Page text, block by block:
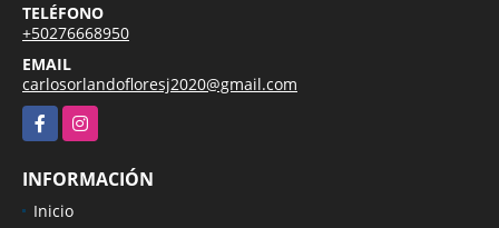
TELÉFONO
+50276668950
EMAIL
carlosorlandofloresj2020@gmail.com
FacebookInstagram
INFORMACIÓN
Inicio